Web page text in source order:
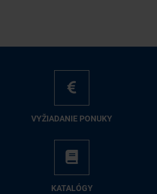
VY­ŽIA­DA­NIE PO­NU­KY
KA­TA­LÓ­GY